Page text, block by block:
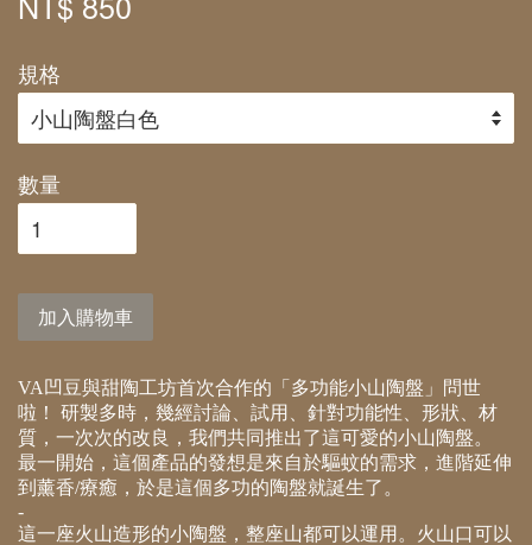
規格
數量
加入購物車
VA凹豆與甜陶工坊首次合作的「多功能小山陶盤」問世
啦！ 研製多時，幾經討論、試用、針對功能性、形狀、材
質，一次次的改良，我們共同推出了這可愛的小山陶盤。
最一開始，這個產品的發想是來自於驅蚊的需求，進階延伸
到薰香/療癒，於是這個多功的陶盤就誕生了。
-
這一座火山造形的小陶盤，整座山都可以運用。火山口可以